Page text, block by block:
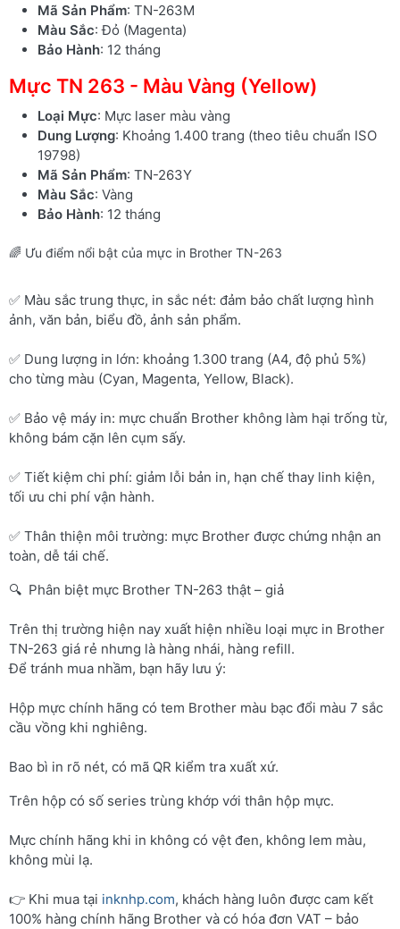
Mã Sản Phẩm: TN-263M
Màu Sắc: Đỏ (Magenta)
Bảo Hành: 12 tháng
Mực TN 263 - Màu Vàng (Yellow)
Loại Mực: Mực laser màu vàng
Dung Lượng: Khoảng 1.400 trang (theo tiêu chuẩn ISO
19798)
Mã Sản Phẩm: TN-263Y
Màu Sắc: Vàng
Bảo Hành: 12 tháng
🌈 Ưu điểm nổi bật của mực in Brother TN-263
✅ Màu sắc trung thực, in sắc nét: đảm bảo chất lượng hình
ảnh, văn bản, biểu đồ, ảnh sản phẩm.
✅ Dung lượng in lớn: khoảng 1.300 trang (A4, độ phủ 5%)
cho từng màu (Cyan, Magenta, Yellow, Black).
✅ Bảo vệ máy in: mực chuẩn Brother không làm hại trống từ,
không bám cặn lên cụm sấy.
✅ Tiết kiệm chi phí: giảm lỗi bản in, hạn chế thay linh kiện,
tối ưu chi phí vận hành.
✅ Thân thiện môi trường: mực Brother được chứng nhận an
toàn, dễ tái chế.
🔍 Phân biệt mực Brother TN-263 thật – giả
Trên thị trường hiện nay xuất hiện nhiều loại mực in Brother
TN-263 giá rẻ nhưng là hàng nhái, hàng refill.
Để tránh mua nhầm, bạn hãy lưu ý:
Hộp mực chính hãng có tem Brother màu bạc đổi màu 7 sắc
cầu vồng khi nghiêng.
Bao bì in rõ nét, có mã QR kiểm tra xuất xứ.
Trên hộp có số series trùng khớp với thân hộp mực.
Mực chính hãng khi in không có vệt đen, không lem màu,
không mùi lạ.
👉 Khi mua tại inknhp.com, khách hàng luôn được cam kết
100% hàng chính hãng Brother và có hóa đơn VAT – bảo